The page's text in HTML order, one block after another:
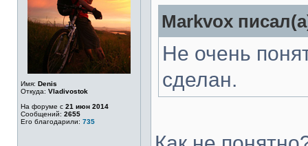
Имя: Denis
Откуда: Vladivostok
На форуме с 21 июн 2014
Сообщений: 2655
Его благодарили: 735
Markvox
Не очень
сделан.